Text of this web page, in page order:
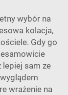
wybór na
kolacja,
Gdy go
lepiej sam ze
wrażenie na